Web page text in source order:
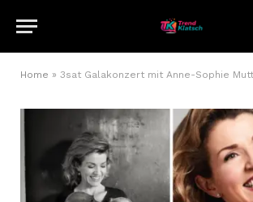
Home » 3sat Galakonzert mit Anne-Sophie Mutter Ein